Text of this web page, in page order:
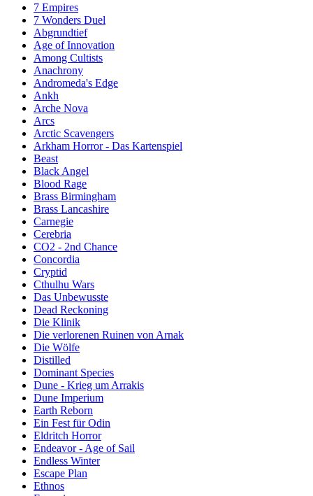
7 Empires
7 Wonders Duel
Abgrundtief
Age of Innovation
Among Cultists
Anachrony
Andromeda's Edge
Ankh
Arche Nova
Arcs
Arctic Scavengers
Arkham Horror - Das Kartenspiel
Beast
Black Angel
Blood Rage
Brass Birmingham
Brass Lancashire
Carnegie
Cerebria
CO2 - 2nd Chance
Concordia
Cryptid
Cthulhu Wars
Das Unbewusste
Dead Reckoning
Die Klinik
Die verlorenen Ruinen von Arnak
Die Wölfe
Distilled
Dominant Species
Dune - Krieg um Arrakis
Dune Imperium
Earth Reborn
Ein Fest für Odin
Eldritch Horror
Endeavor - Age of Sail
Endless Winter
Escape Plan
Ethnos